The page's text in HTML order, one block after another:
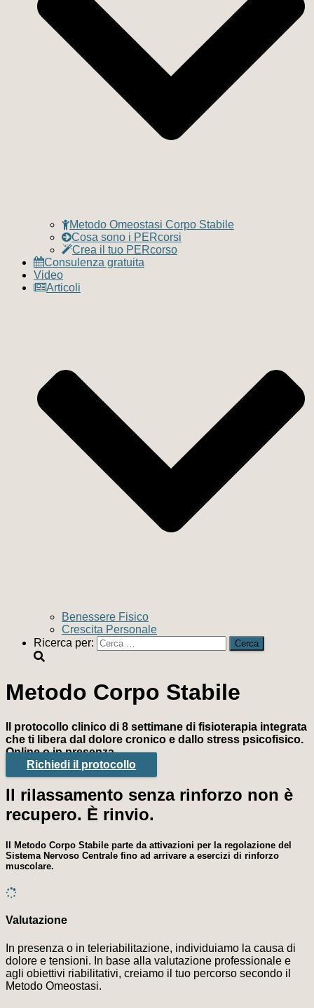
Metodo Omeostasi Corpo Stabile
Cosa sono i PERcorsi
Crea il tuo PERcorso
Consulenza gratuita
Video
Articoli
Benessere Fisico
Crescita Personale
Ricerca per:
Metodo Corpo Stabile
Il protocollo clinico di 8 settimane di fisioterapia integrata
che ti libera dal dolore cronico e dallo stress psicofisico.
Online o in presenza.
Richiedi il protocollo
Il rilassamento senza rinforzo non è
recupero. È rinvio.
Il Metodo Corpo Stabile parte da attivazioni per la regolazione del
Sistema Nervoso Centrale fino ad arrivare a esercizi di rinforzo
muscolare.
Valutazione
In presenza o in teleriabilitazione, individuiamo la causa di
dolore e tensioni. In base alla valutazione professionale e
agli obiettivi riabilitativi, creiamo il tuo percorso secondo il
Metodo Omeostasi.